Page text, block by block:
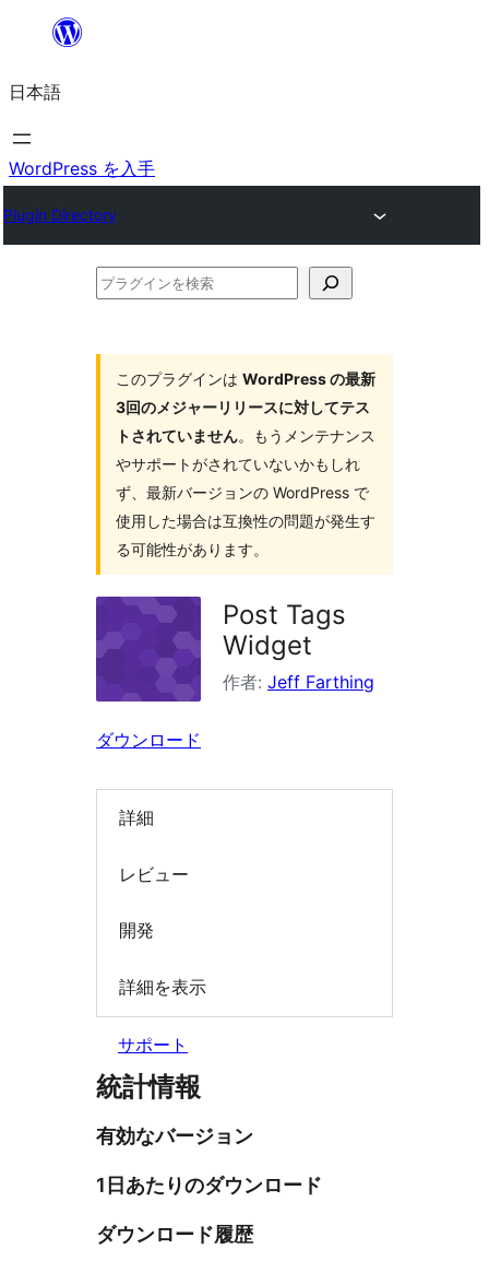
を
ス
キ
プ
日本語
WordPress を入手
Plugin Directory
プ
このプラグインは WordPress の最新
3回のメジャーリリースに対してテス
トされていません。もうメンテナンス
やサポートがされていないかもしれ
ず、最新バージョンの WordPress で
使用した場合は互換性の問題が発生す
る可能性があります。
Post Tags
Widget
作者: Jeff Farthing
ダウンロード
詳細
レビュー
開発
詳細を表示
サポート
統計情報
有効なバージョン
1日あたりのダウンロード
ダウンロード履歴